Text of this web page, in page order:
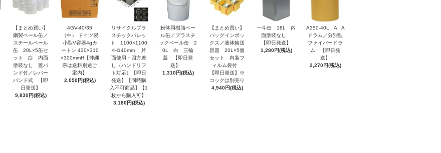
【まとめ買い】
鋼製ペール缶／
スチールペール
缶 20L×5缶セ
ット 白 内面
塗装なし 蓋バ
ンド付／レバー
バンド式 【即
日発送】
9,830円(税込)
4GV-40/35
（中） ドイツ製
小型V容器4gカ
ートン 430×310
×300mmH【沖縄
県は送料別途ご
案内】
2,050円(税込)
リサイクルプラ
スチックパレッ
ト 1100×1100
×H140mm 片
面使用・四方差
し（ハンドリフ
ト対応）【即日
発送】【同時購
入不可商品】【1
枚から購入可】
3,180円(税込)
粉体用樹脂ペー
ル缶／プラスチ
ックペール缶 2
0L 白 三輪
蓋 【即日発
送】
1,310円(税込)
【まとめ買い】
バッグインボッ
クス／液体輸送
容器 20L×5個
セット 内装フ
ィルム袋付
【即日発送】※
コックは別売り
4,940円(税込)
一斗缶 18L 内
面塗装なし
【即日発送】
1,280円(税込)
A350-40L A A
ドラム／分別型
ファイバードラ
ム 【即日発
送】
2,270円(税込)